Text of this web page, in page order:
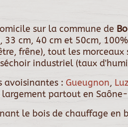
sur la commune de
33 cm, 40 cm et 50cm,
frêne), tout les
industriel (taux
avoisinantes : Gueugnon,
largement partout en
le bois de chauffage en